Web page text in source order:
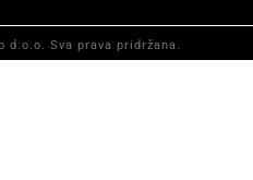
Sva prava pridržana.